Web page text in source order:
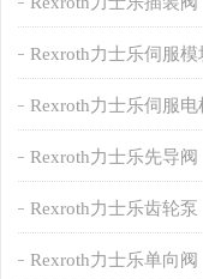
Rexroth力士乐伺服模
Rexroth力士乐伺服电
Rexroth力士乐先导阀
Rexroth力士乐齿轮泵
Rexroth力士乐单向阀